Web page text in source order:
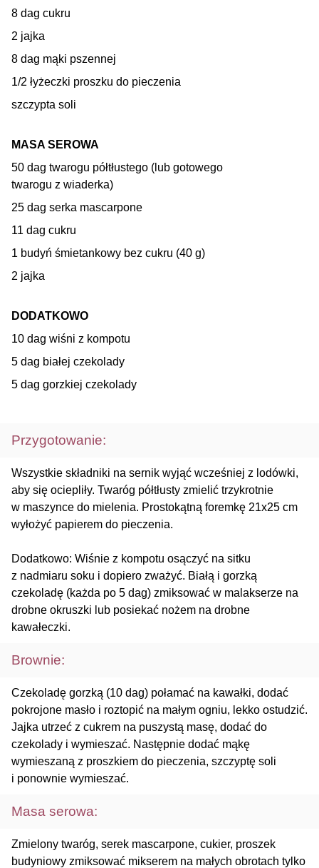
8 dag cukru
2 jajka
8 dag mąki pszennej
1/2 łyżeczki proszku do pieczenia
szczypta soli
MASA SEROWA
50 dag twarogu półtłustego (lub gotowego
twarogu z wiaderka)
25 dag serka mascarpone
11 dag cukru
1 budyń śmietankowy bez cukru (40 g)
2 jajka
DODATKOWO
10 dag wiśni z kompotu
5 dag białej czekolady
5 dag gorzkiej czekolady
Przygotowanie:
Wszystkie składniki na sernik wyjąć wcześniej z lodówki,
aby się ociepliły. Twaróg półtłusty zmielić trzykrotnie
w maszynce do mielenia. Prostokątną foremkę 21x25 cm
wyłożyć papierem do pieczenia.
Dodatkowo: Wiśnie z kompotu osączyć na sitku
z nadmiaru soku i dopiero zważyć. Białą i gorzką
czekoladę (każda po 5 dag) zmiksować w malakserze na
drobne okruszki lub posiekać nożem na drobne
kawałeczki.
Brownie:
Czekoladę gorzką (10 dag) połamać na kawałki, dodać
pokrojone masło i roztopić na małym ogniu, lekko ostudzić.
Jajka utrzeć z cukrem na puszystą masę, dodać do
czekolady i wymieszać. Następnie dodać mąkę
wymieszaną z proszkiem do pieczenia, szczyptę soli
i ponownie wymieszać.
Masa serowa:
Zmielony twaróg, serek mascarpone, cukier, proszek
budyniowy zmiksować mikserem na małych obrotach tylko